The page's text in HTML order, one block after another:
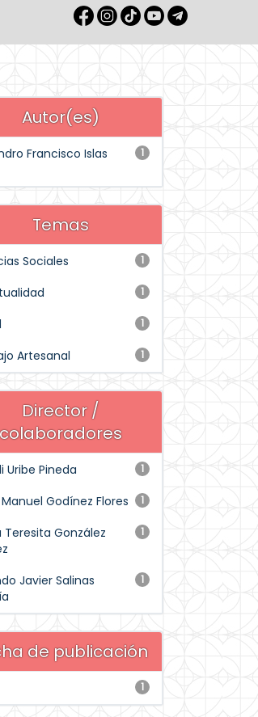
Autor(es)
1
Francisco Islas
Temas
1
Sociales
1
1
1
Artesanal
Director /
colaboradores
1
Uribe Pineda
1
Godínez Flores
1
Teresita González
1
Javier Salinas
de publicación
1